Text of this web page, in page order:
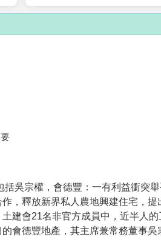
括吳宗權，會德豐：一有利益衝突
，釋放新界私人農地興建住宅，
建會21名非官方成員中，近半人
會德豐地產，其主席兼常務董事吳